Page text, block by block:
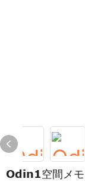
Odin1空間メモ